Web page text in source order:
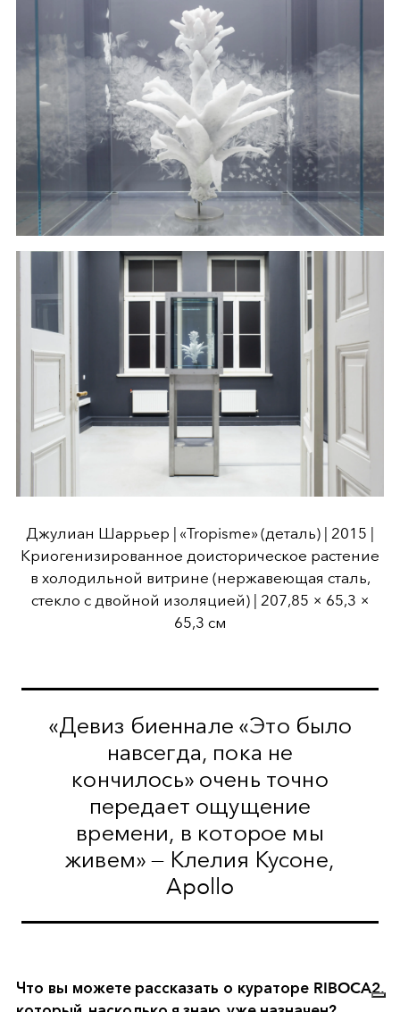
Джулиан Шаррьер | «Tropisme» (деталь) | 2015 |
Криогенизированное доисторическое растение
в холодильной витрине (нержавеющая сталь,
стекло с двойной изоляцией) | 207,85 × 65,3 ×
65,3 см
«Девиз биеннале «Это было
навсегда, пока не
кончилось» очень точно
передает ощущение
времени, в которое мы
живем» — Клелия Кусоне,
Apollo
Что вы можете рассказать о кураторе RIBOCA2,